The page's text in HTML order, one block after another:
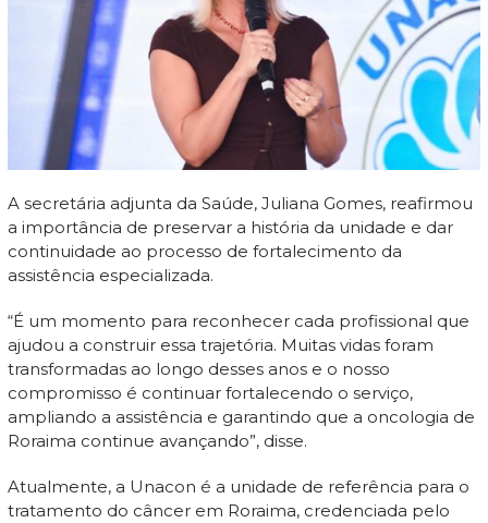
A secretária adjunta da Saúde, Juliana Gomes, reafirmou
a importância de preservar a história da unidade e dar
continuidade ao processo de fortalecimento da
assistência especializada.
“É um momento para reconhecer cada profissional que
ajudou a construir essa trajetória. Muitas vidas foram
transformadas ao longo desses anos e o nosso
compromisso é continuar fortalecendo o serviço,
ampliando a assistência e garantindo que a oncologia de
Roraima continue avançando”, disse.
Atualmente, a Unacon é a unidade de referência para o
tratamento do câncer em Roraima, credenciada pelo